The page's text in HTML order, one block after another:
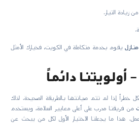
التيار.
يقوم بخدمة متكاملة في الكويت، فخيارك الأمثل
دائماً
إذا لم تتم صيانتها بالطريقة الصحيحة. لذلك
فريقنا مدرب على أعلى معايير السلامة، ويستخدم
هذا ما يجعلنا الاختيار الأول لكل من يبحث عن